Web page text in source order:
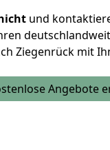
und
Ziegenrück mit
Angebote